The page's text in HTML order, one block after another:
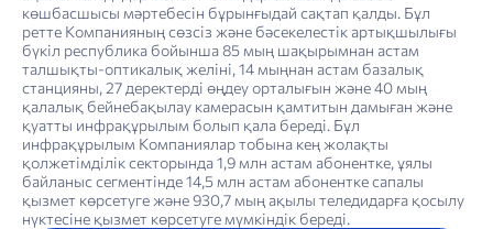
көшбасшысы мәртебесін бұрынғыдай сақтап қалды. Бұл
ретте Компанияның сөзсіз және бәсекелестік артықшылығы
бүкіл республика бойынша 85 мың шақырымнан астам
талшықты-оптикалық желіні, 14 мыңнан астам базалық
станцияны, 27 деректерді өңдеу орталығын және 40 мың
қалалық бейнебақылау камерасын қамтитын дамыған және
қуатты инфрақұрылым болып қала береді. Бұл
инфрақұрылым Компаниялар тобына кең жолақты
қолжетімділік секторында 1,9 млн астам абонентке, ұялы
байланыс сегментінде 14,5 млн астам абонентке сапалы
қызмет көрсетуге және 930,7 мың ақылы теледидарға қосылу
нүктесіне қызмет көрсетуге мүмкіндік береді.